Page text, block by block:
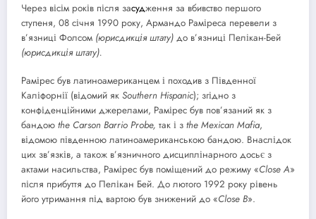
Через вісім років після засудження за вбивство першого
ступеня, 08 січня 1990 року, Армандо Раміреса перевели з
в’язниці Фолсом (юрисдикція штату) до в’язниці Пелікан-Бей
(юрисдикція штату).
Рамірес був латиноамериканцем і походив з Південної
Каліфорнії (відомий як Southern Hispanic); згідно з
конфіденційними джерелами, Рамірес був пов’язаний як з
бандою the Carson Barrio Probe, так і з the Mexican Mafia,
відомою південною латиноамериканською бандою. Внаслідок
цих зв’язків, а також в’язничного дисциплінарного досьє з
актами насильства, Рамірес був поміщений до режиму «Close A»
після прибуття до Пелікан Бей. До лютого 1992 року рівень
його утримання під вартою був знижений до «Close B».